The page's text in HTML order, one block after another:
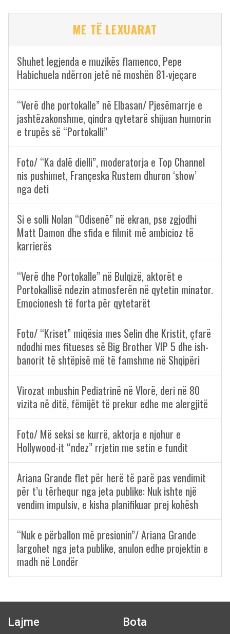
ME TË LEXUARAT
Shuhet legjenda e muzikës flamenco, Pepe
Habichuela ndërron jetë në moshën 81-vjeçare
“Verë dhe portokalle” në Elbasan/ Pjesëmarrje e
jashtëzakonshme, qindra qytetarë shijuan humorin
e trupës së “Portokalli”
Foto/ “Ka dalë dielli”, moderatorja e Top Channel
nis pushimet, Françeska Rustem dhuron ‘show’
nga deti
Si e solli Nolan “Odisenë” në ekran, pse zgjodhi
Matt Damon dhe sfida e filmit më ambicioz të
karrierës
“Verë dhe Portokalle” në Bulqizë, aktorët e
Portokallisë ndezin atmosferën në qytetin minator.
Emocionesh të forta për qytetarët
Foto/ “Kriset” miqësia mes Selin dhe Kristit, çfarë
ndodhi mes fitueses së Big Brother VIP 5 dhe ish-
banorit të shtëpisë më të famshme në Shqipëri
Virozat mbushin Pediatrinë në Vlorë, deri në 80
vizita në ditë, fëmijët të prekur edhe me alergjitë
Foto/ Më seksi se kurrë, aktorja e njohur e
Hollywood-it “ndez” rrjetin me setin e fundit
Ariana Grande flet për herë të parë pas vendimit
për t’u tërhequr nga jeta publike: Nuk ishte një
vendim impulsiv, e kisha planifikuar prej kohësh
“Nuk e përballon më presionin”/ Ariana Grande
largohet nga jeta publike, anulon edhe projektin e
madh në Londër
Lajme Bota